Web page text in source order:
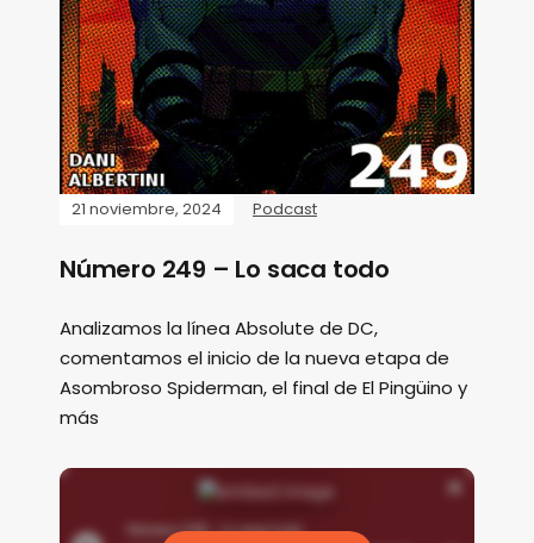
21 noviembre, 2024 Podcast
Número 249 – Lo saca todo
Analizamos la línea Absolute de DC,
comentamos el inicio de la nueva etapa de
Asombroso Spiderman, el final de El Pingüino y
más